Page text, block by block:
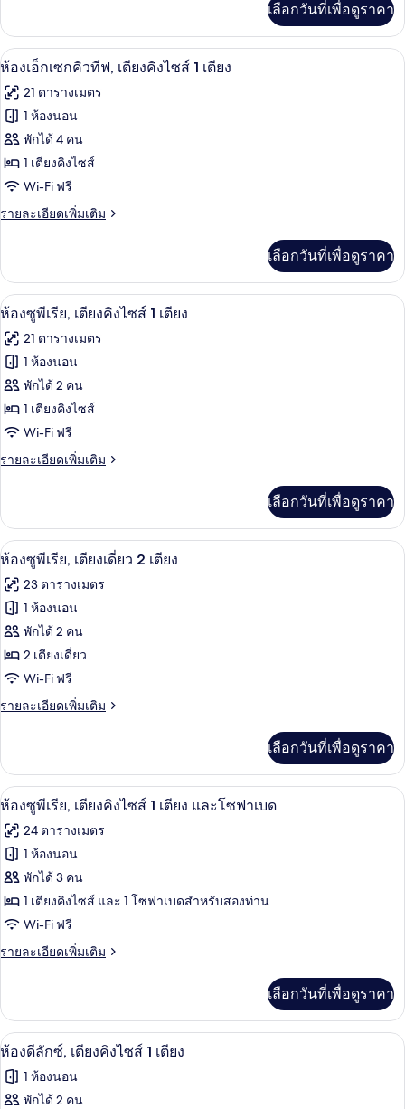
เตียง
คิง
ไซส์
1
เตียง
และ
โซฟา
เกี่ยว
กับ
ห้อง
เนียร์
สวี
ท,
เตียง
คิง
ไซส์
เตียง
เลือกวันที่เพื่อดูราคา
เปิด
ภาพถ่าย
ทั้งหมด
ของ
ห้อง
เอ็ก
เซก
ทีฟ,
เตียง
คิง
ไซส์
เตียง
ห้องเอ็กเซกคิวทีฟ, เตียงคิงไซส์ 1 เตี
4
ห้องเอ็กเซกคิวทีฟ, เตียงคิงไซส์ 1 เตียง
21 ตารางเมตร
1 ห้องนอน
พักได้ 4 คน
1 เตียงคิงไซส์
Wi-Fi ฟรี
รายละเอียดเพิ่มเติม
ราย
เกี่ยว
กับ
ห้อง
เซก
คิว
ทีฟ,
เตียง
คิง
ไซส์
เตียง
เลือกวันที่เพื่อดูราคา
เปิด
ภาพถ่าย
ทั้งหมด
ของ
ห้อง
ซู
พี
เตียง
คิง
ไซส์
1
เตียง
เครื่องนอนระดับพรีเมียม, มินิบาร์, ตู้นิ
9
ห้องซูพีเรีย, เตียงคิงไซส์ 1 เตียง
21 ตารางเมตร
1 ห้องนอน
พักได้ 2 คน
1 เตียงคิงไซส์
Wi-Fi ฟรี
รายละเอียดเพิ่มเติม
ราย
เกี่ยว
กับ
ห้อง
พี
เรีย,
เตียง
คิง
ไซส์
เตียง
เลือกวันที่เพื่อดูราคา
เปิด
ภาพถ่าย
ทั้งหมด
ของ
ห้อง
ซู
พี
เตียง
เดี่ยว
2
เตียง
ห้องซูพีเรีย, เตียงเดี่ยว 2 เตียง | เครื่
7
ห้องซูพีเรีย, เตียงเดี่ยว 2 เตียง
23 ตารางเมตร
1 ห้องนอน
พักได้ 2 คน
2 เตียงเดี่ยว
Wi-Fi ฟรี
รายละเอียดเพิ่มเติม
ราย
เกี่ยว
กับ
ห้อง
พี
เรีย,
เตียง
เดี่ยว
2
เตียง
เลือกวันที่เพื่อดูราคา
เปิด
ภาพถ่าย
ทั้งหมด
ของ
ห้อง
ซู
พี
เตียง
คิง
ไซส์
ห้องซูพีเรีย, เตียงคิงไซส์ 1 เตียง และ
8
ห้องซูพีเรีย, เตียงคิงไซส์ 1 เตียง และโซฟาเบด
24 ตารางเมตร
1 ห้องนอน
พักได้ 3 คน
1 เตียงคิงไซส์ และ 1 โซฟาเบดสำหรับสองท่าน
Wi-Fi ฟรี
รายละเอียดเพิ่มเติม
ราย
เกี่ยว
กับ
ห้อง
พี
เรีย,
เลือกวันที่เพื่อดูราคา
เปิด
ภาพถ่าย
ทั้งหมด
ห้องดีลักซ์, เตียงคิงไซส์ 1 เตียง | เครื่
11
ห้องดีลักซ์, เตียงคิงไซส์ 1 เตียง
1 ห้องนอน
พักได้ 2 คน